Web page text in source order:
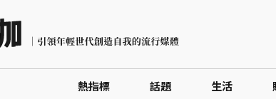
熱指標 話題 生活